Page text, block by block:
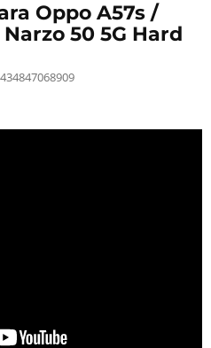
Oppo A57s /
50 5G Hard